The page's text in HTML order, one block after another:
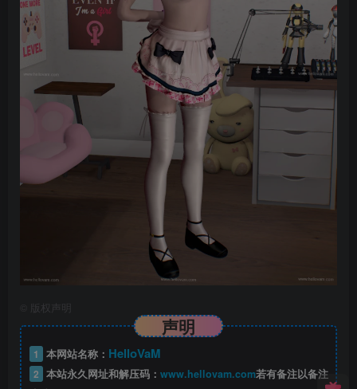
版权声明
声明
1 本网站名称： HelloVaM
2 本站永久网址和解压码： www.hellovam.com若有备注以备注